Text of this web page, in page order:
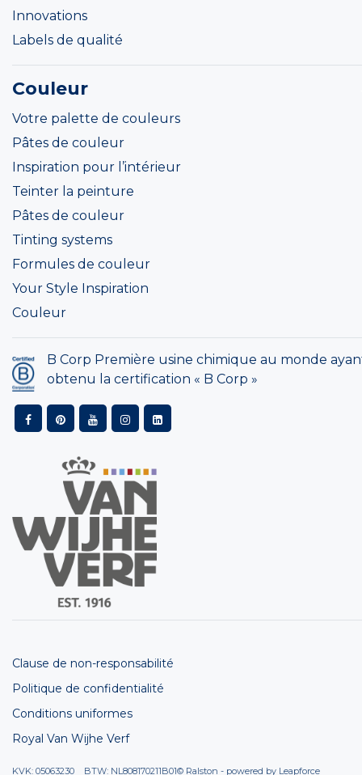
Innovations
Labels de qualité
Couleur
Votre palette de couleurs
Pâtes de couleur
Inspiration pour l’intérieur
Teinter la peinture
Pâtes de couleur
Tinting systems
Formules de couleur
Your Style Inspiration
Couleur
B Corp Première usine chimique au monde
obtenu la certification « B Corp »
Clause de non-responsabilité
Politique de confidentialité
Conditions uniformes
Royal Van Wijhe Verf
KVK: 05063230 BTW: NL808170211B01© Ralston - powered by Leapforce